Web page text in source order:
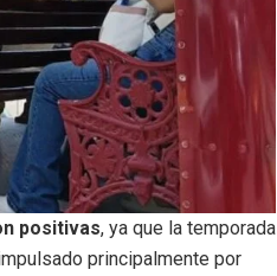
positivas, ya que la temporada
principalmente por